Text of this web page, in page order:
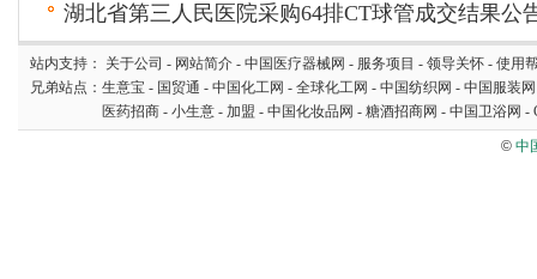
湖北省第三人民医院采购64排CT球管成交结果公
站内支持： 关于公司 - 网站简介 - 中国医疗器械网 - 服务项目 - 领导关怀 - 使用
兄弟站点： 生意宝 - 国贸通 - 中国化工网 - 全球化工网 - 中国纺织网 - 中国服装网
医药招商 - 小生意 - 加盟 - 中国化妆品网 - 糖酒招商网 - 中国卫浴网 -
© 中